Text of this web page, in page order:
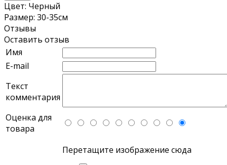
Цвет: Черный
Размер: 30-35см
Отзывы
Оставить отзыв
Имя
E-mail
Текст
комментария
Оценка для
товара
Перетащите изображение сюда